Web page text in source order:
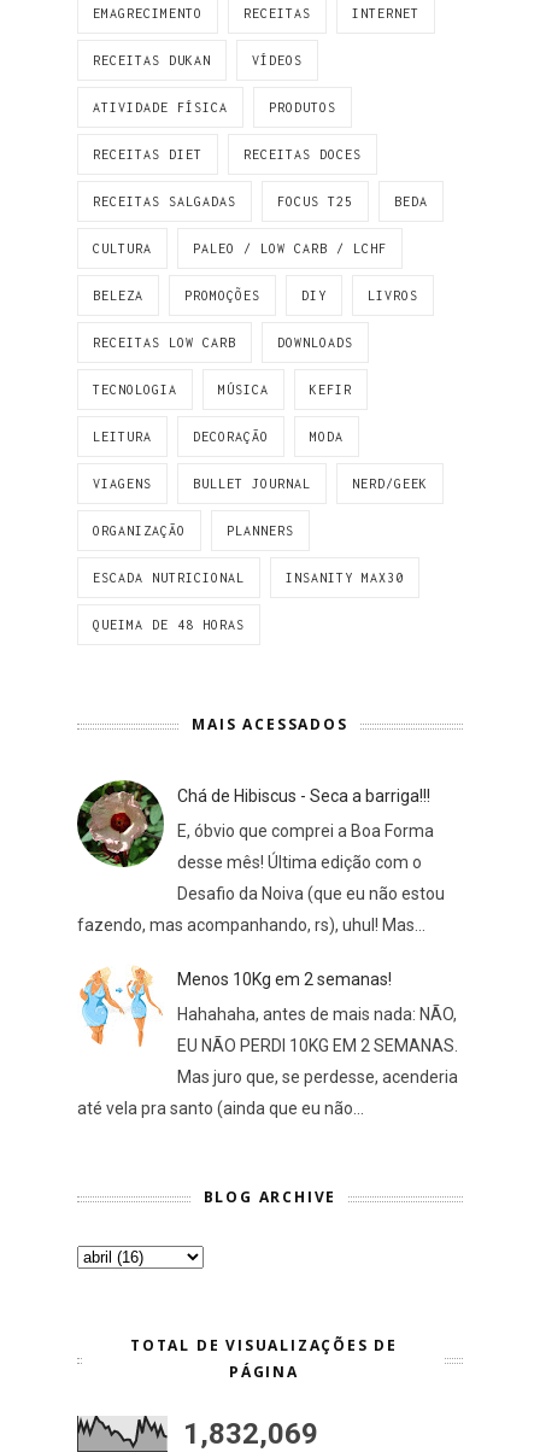
EMAGRECIMENTO RECEITAS INTERNET
RECEITAS DUKAN VÍDEOS
ATIVIDADE FÍSICA PRODUTOS
RECEITAS DIET RECEITAS DOCES
RECEITAS SALGADAS FOCUS T25 BEDA
CULTURA PALEO / LOW CARB / LCHF
BELEZA PROMOÇÕES DIY LIVROS
RECEITAS LOW CARB DOWNLOADS
TECNOLOGIA MÚSICA KEFIR
LEITURA DECORAÇÃO MODA
VIAGENS BULLET JOURNAL NERD/GEEK
ORGANIZAÇÃO PLANNERS
ESCADA NUTRICIONAL INSANITY MAX30
QUEIMA DE 48 HORAS
MAIS ACESSADOS
Chá de Hibiscus - Seca a barriga!!!
E, óbvio que comprei a Boa Forma
desse mês! Última edição com o
Desafio da Noiva (que eu não estou
fazendo, mas acompanhando, rs), uhul! Mas...
Menos 10Kg em 2 semanas!
Hahahaha, antes de mais nada: NÃO,
EU NÃO PERDI 10KG EM 2 SEMANAS.
Mas juro que, se perdesse, acenderia
até vela pra santo (ainda que eu não...
BLOG ARCHIVE
TOTAL DE VISUALIZAÇÕES DE
PÁGINA
1,832,069